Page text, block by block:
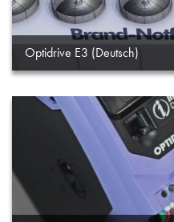
Optidrive E3 (Deutsch)